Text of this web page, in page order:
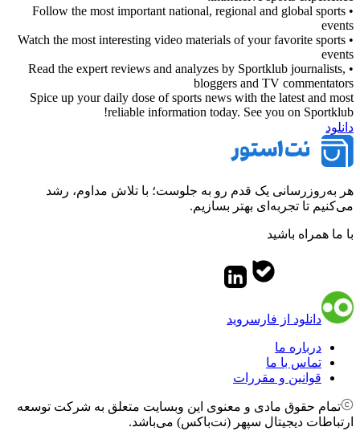
• Follow the most important national, regional and global sports
events
• Watch the most interesting video materials of your favorite sports
events
• Read the expert reviews and analyzes by Sportklub journalists,
bloggers and TV commentators
Spice up your daily dose of sports news with the latest and most
reliable information today. See you on Sportklub!
دانلود
هر به‌روزرسانی یک قدم رو به جلوست؛ با تلاش مداوم، رشد
می‌کنیم تا تجربه‌ای بهتر بسازیم.
با ما همراه باشید
دانلود از فارسروید
درباره ما
تماس با ما
قوانین و مقررات
تمام حقوق مادی و معنوی این وبسایت متعلق به شرکت توسعه
ارتباطات دیجیتال سپهر (نت‌باکس) می‌باشد.